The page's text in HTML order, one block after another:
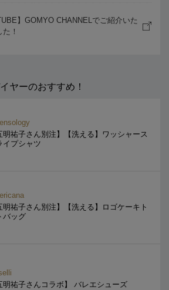
】GOMYO CHANNELでご紹介いた
！
ヤーのおすすめ！
明祐子さん別注】【洗える】ワッシャース
イプシャツ
明祐子さん別注】【洗える】ロゴケーキト
バッグ
明祐子さんコラボ】 バレエシューズ